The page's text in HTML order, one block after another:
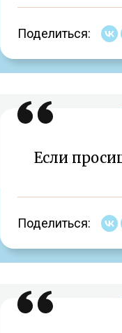
Поделиться:
Если
Поделиться: